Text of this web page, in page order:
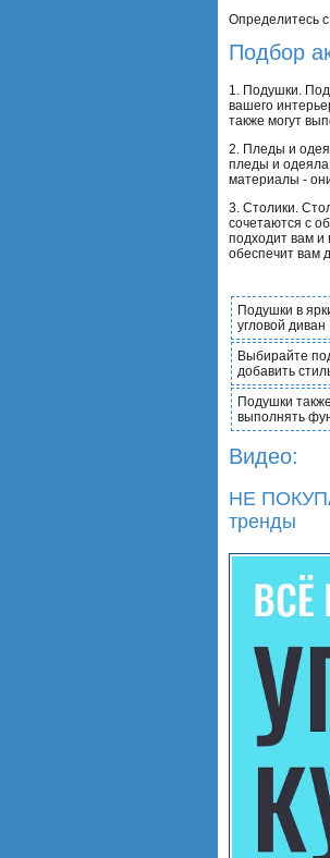
Определитесь
Подбор
1. Подушки.
вашего
также могут
2. Пледы и
пледы и
материалы -
3. Столики.
сочетаются с
подходит вам и
обеспечит вам
Подушки в
угловой диван
Выбирайте
добавить
Подушки
выполнять
Видео:
НЕ
тренды